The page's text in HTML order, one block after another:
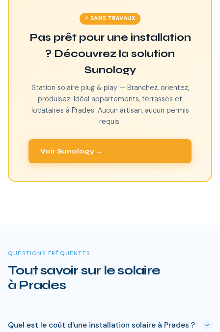
⚡ SANS TRAVAUX
Pas prêt pour une installation
? Découvrez la solution
Sunology
Station solaire plug & play — Branchez, orientez,
produisez. Idéal appartements, terrasses et
locataires à Prades. Aucun artisan, aucun permis
requis.
Voir Sunology →
QUESTIONS FRÉQUENTES
Tout savoir sur le solaire
à Prades
Quel est le coût d'une installation solaire à Prades ?